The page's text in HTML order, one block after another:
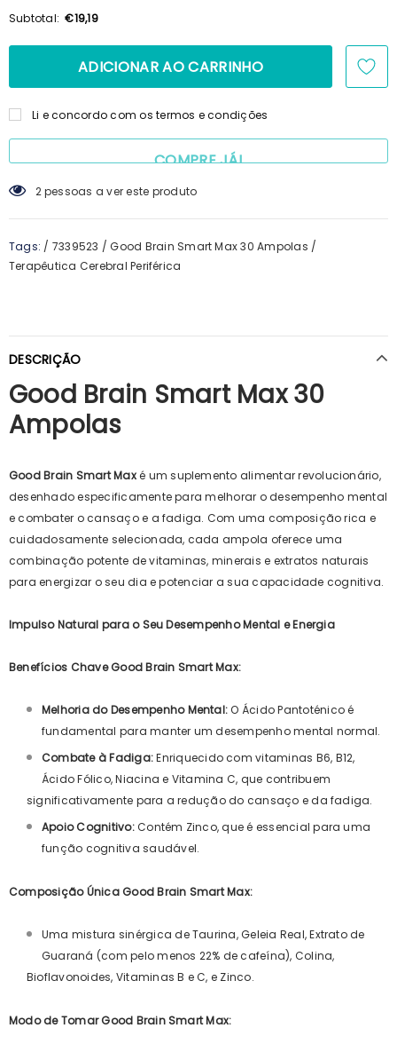
Subtotal: €19,19
Li e concordo com os termos e condições
COMPRE JÁ!
12pessoas a ver este produto
Tags: / 7339523 / Good Brain Smart Max 30 Ampolas /
Terapêutica Cerebral Periférica
DESCRIÇÃO
Good Brain Smart Max 30
Ampolas
Good Brain Smart Maxé um suplemento alimentar revolucionário,
desenhado especificamente para melhorar o desempenho mental
e combater o cansaço e a fadiga. Com uma composição rica e
cuidadosamente selecionada, cada ampola oferece uma
combinação potente de vitaminas, minerais e extratos naturais
para energizar o seu dia e potenciar a sua capacidade cognitiva.
Impulso Natural para o Seu Desempenho Mental e Energia
Benefícios Chave Good Brain Smart Max:
Melhoria do Desempenho Mental: O Ácido Pantoténico é
fundamental para manter um desempenho mental normal.
Combate à Fadiga:Enriquecido com vitaminas B6, B12,
Ácido Fólico, Niacina e Vitamina C, que contribuem
significativamente para a redução do cansaço e da fadiga.
Apoio Cognitivo:Contém Zinco, que é essencial para uma
função cognitiva saudável.
Composição Única Good Brain Smart Max:
Uma mistura sinérgica de Taurina, Geleia Real, Extrato de
Guaraná (com pelo menos 22% de cafeína), Colina,
Bioflavonoides, Vitaminas B e C, e Zinco.
Modo de Tomar Good Brain Smart Max: